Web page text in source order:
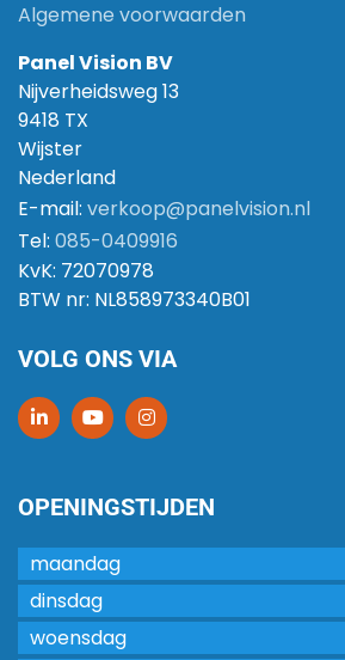
Algemene voorwaarden
Panel Vision BV
Nijverheidsweg 13
9418 TX
Wijster
Nederland
E-mail: verkoop@panelvision.nl
Tel: 085-0409916
KvK: 72070978
BTW nr: NL858973340B01
VOLG ONS VIA
OPENINGSTIJDEN
maandag
dinsdag
woensdag